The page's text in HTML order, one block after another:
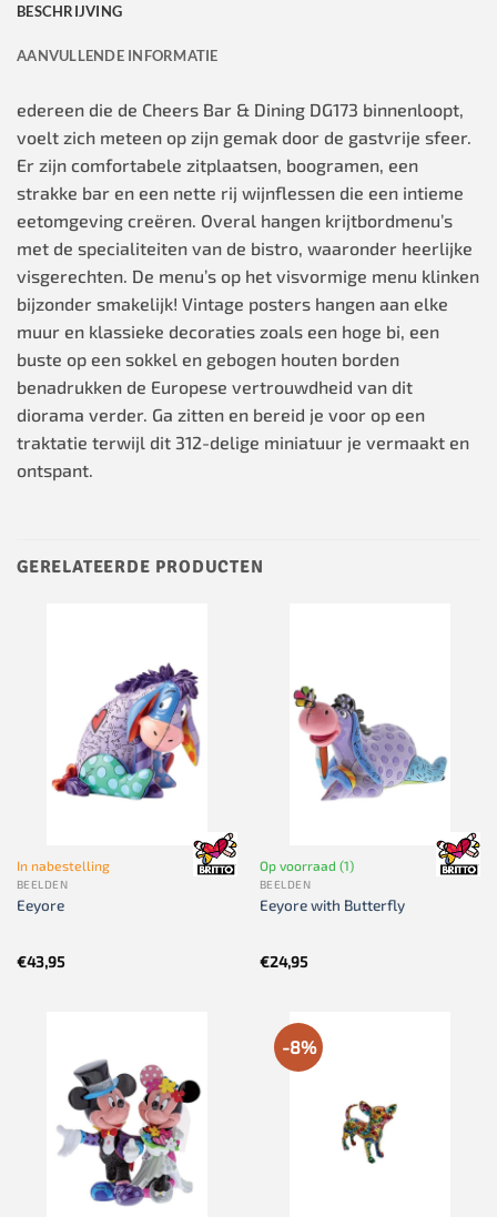
BESCHRIJVING
AANVULLENDE INFORMATIE
edereen die de Cheers Bar & Dining DG173 binnenloopt,
voelt zich meteen op zijn gemak door de gastvrije sfeer.
Er zijn comfortabele zitplaatsen, boogramen, een
strakke bar en een nette rij wijnflessen die een intieme
eetomgeving creëren. Overal hangen krijtbordmenu’s
met de specialiteiten van de bistro, waaronder heerlijke
visgerechten. De menu’s op het visvormige menu klinken
bijzonder smakelijk! Vintage posters hangen aan elke
muur en klassieke decoraties zoals een hoge bi, een
buste op een sokkel en gebogen houten borden
benadrukken de Europese vertrouwdheid van dit
diorama verder. Ga zitten en bereid je voor op een
traktatie terwijl dit 312-delige miniatuur je vermaakt en
ontspant.
GERELATEERDE PRODUCTEN
In nabestelling
BEELDEN
Eeyore
€43,95
Op voorraad (1)
BEELDEN
Eeyore with Butterfly
€24,95
-8%